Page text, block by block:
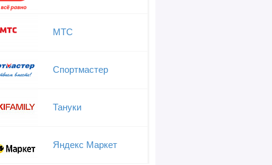
МТС
Спортмастер
Тануки
Яндекс Маркет